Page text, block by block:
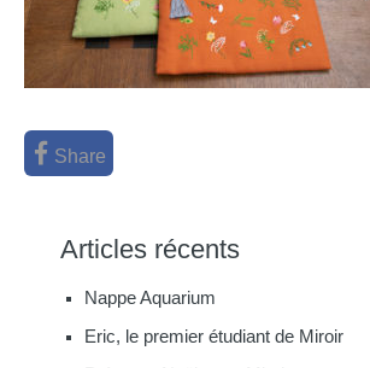
Share
Articles récents
Nappe Aquarium
Eric, le premier étudiant de Miroir